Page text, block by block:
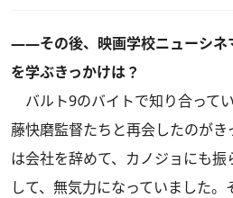
――その後、映画学校ニューシネ
を学ぶきっかけは？
バルト9のバイトで知り合って
藤快磨監督たちと再会したのが
は会社を辞めて、カノジョにも
して、無気力になっていました。